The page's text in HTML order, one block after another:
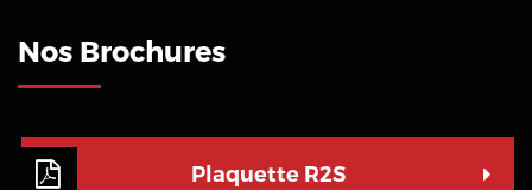
Nos Brochures
Plaquette R2S